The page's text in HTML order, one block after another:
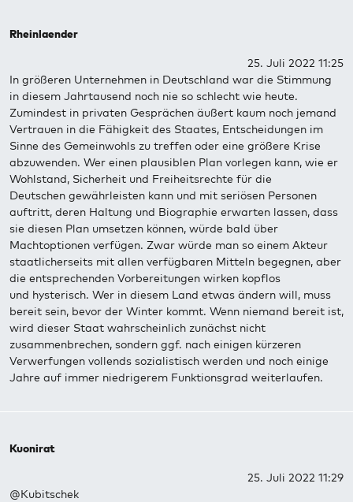
Rheinlaender
25. Juli 2022 11:25
In größeren Unternehmen in Deutschland war die Stimmung
in diesem Jahrtausend noch nie so schlecht wie heute.
Zumindest in privaten Gesprächen äußert kaum noch jemand
Vertrauen in die Fähigkeit des Staates, Entscheidungen im
Sinne des Gemeinwohls zu treffen oder eine größere Krise
abzuwenden. Wer einen plausiblen Plan vorlegen kann, wie er
Wohlstand, Sicherheit und Freiheitsrechte für die
Deutschen gewährleisten kann und mit seriösen Personen
auftritt, deren Haltung und Biographie erwarten lassen, dass
sie diesen Plan umsetzen können, würde bald über
Machtoptionen verfügen. Zwar würde man so einem Akteur
staatlicherseits mit allen verfügbaren Mitteln begegnen, aber
die entsprechenden Vorbereitungen wirken kopflos
und hysterisch. Wer in diesem Land etwas ändern will, muss
bereit sein, bevor der Winter kommt. Wenn niemand bereit ist,
wird dieser Staat wahrscheinlich zunächst nicht
zusammenbrechen, sondern ggf. nach einigen kürzeren
Verwerfungen vollends sozialistisch werden und noch einige
Jahre auf immer niedrigerem Funktionsgrad weiterlaufen.
Kuonirat
25. Juli 2022 11:29
@Kubitschek